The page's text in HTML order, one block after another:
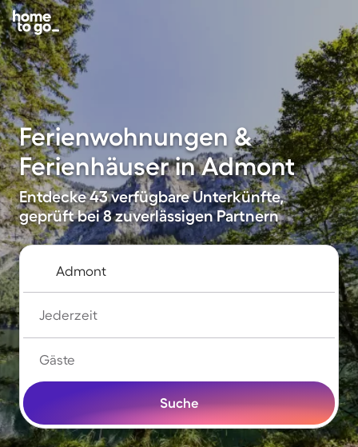
Ferienwohnungen &
Ferienhäuser in Admont
Entdecke 43 verfügbare Unterkünfte,
geprüft bei 8 zuverlässigen Partnern
Jederzeit
Gäste
Suche